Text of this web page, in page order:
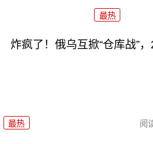
最热
炸疯了！俄乌互掀“仓库战”
最热 阅